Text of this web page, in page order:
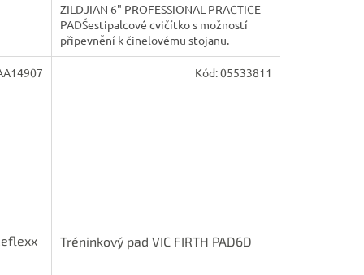
ZILDJIAN 6" PROFESSIONAL PRACTICE
PADŠestipalcové cvičítko s možností
připevnění k činelovému stojanu.
Tréninkový pad VIC FIRTH PAD6D
Kód:05533811